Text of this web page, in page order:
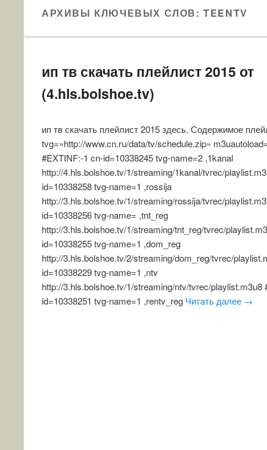
АРХИВЫ КЛЮЧЕВЫХ СЛОВ:TEENTV
ип тв скачать плейлист 2015 от
(4.hls.bolshoe.tv)
ип тв скачать плейлист 2015 здесь. Содержимое
tvg=»http://www.cn.ru/data/tv/schedule.zip»
#EXTINF:-1 cn-id=10338245 tvg-name=2 ,1kanal
http://4.hls.bolshoe.tv/1/streaming/1kanal/tvrec/
id=10338258 tvg-name=1 ,rossija
http://3.hls.bolshoe.tv/1/streaming/rossija/tvrec/
id=10338256 tvg-name= ,tnt_reg
http://3.hls.bolshoe.tv/1/streaming/tnt_reg/tvrec/
id=10338255 tvg-name=1 ,dom_reg
http://3.hls.bolshoe.tv/2/streaming/dom_reg/tvrec/
id=10338229 tvg-name=1 ,ntv
http://3.hls.bolshoe.tv/1/streaming/ntv/tvrec/playlist.m3u8
id=10338251 tvg-name=1 ,rentv_reg Читать далее →